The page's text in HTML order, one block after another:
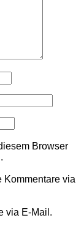
Browser
Kommentare via
via E-Mail.